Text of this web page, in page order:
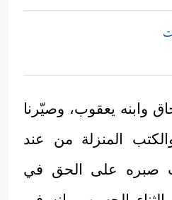
وابنه يعقوب، وصيّرنا
المنزلة من عند
صبره على الحق في